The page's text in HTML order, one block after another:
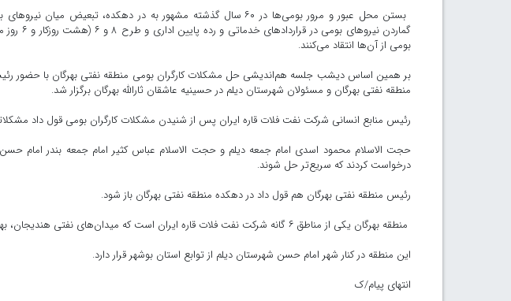
بستن محل عبور و مرور بومی‌ها در ۶۰ سال گذشته مشهور به در دهکده،
گماردن
بومی از آن‌ها انتقاد می‌کنند.
بر همین اساس دیشب جلسه هم‌اندیشی حل مشکلات کارگران بومی منطقه نفتی بهرگان با حضور
منطقه نفتی بهرگان و مسئولان شهرستان دیلم در حسینیه عاشقان ثارالله بهرگان برگزار شد.
رئیس منابع انسانی شرکت نفت فلات قاره ایران پس از شنیدن مشکلات کارگران بومی قول داد
حجت الاسلام محمود اسدی امام جمعه دیلم و حجت الاسلام عباس کثیر امام جمعه بندر امام
درخواست کردند که سریع‌تر حل شوند.
رئیس منطقه نفتی بهرگان هم قول داد در دهکده منطقه نفتی بهرگان باز شود.
منطقه بهرگان یکی از مناطق ۶ گانه شرکت نفت فلات قاره ایران است که میدان‌های نفتی هندیجان، بهرگانسر، نوروز و سروش را در برمی‌گیرد.
این منطقه در کنار شهر امام حسن شهرستان دیلم از توابع استان بوشهر قرار دارد.
انتهای پیام/ک